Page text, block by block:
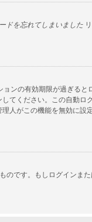
ドを忘れてしまいましたリ
ンの有効期限が過ぎると
てください。この自動ロ
人がこの機能を無効に設
のです。もしログインま